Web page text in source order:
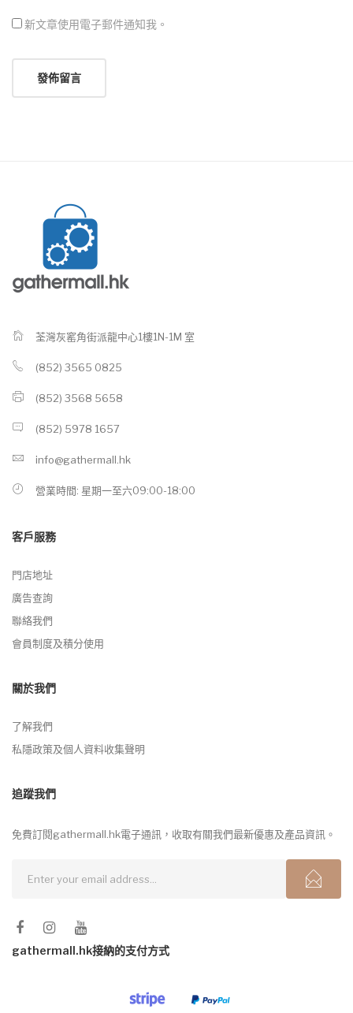
新文章使用電子郵件通知我。
荃灣灰窰角街派龍中心1樓1N-1M 室
(852) 3565 0825
(852) 3568 5658
(852) 5978 1657
info@gathermall.hk
營業時間: 星期一至六09:00-18:00
客戶服務
門店地址
廣告查詢
聯絡我們
會員制度及積分使用
關於我們
了解我們
私隱政策及個人資料收集聲明
追蹤我們
免費訂閱gathermall.hk電子通訊，收取有關我們最新優惠及產品資訊。
gathermall.hk接納的支付方式